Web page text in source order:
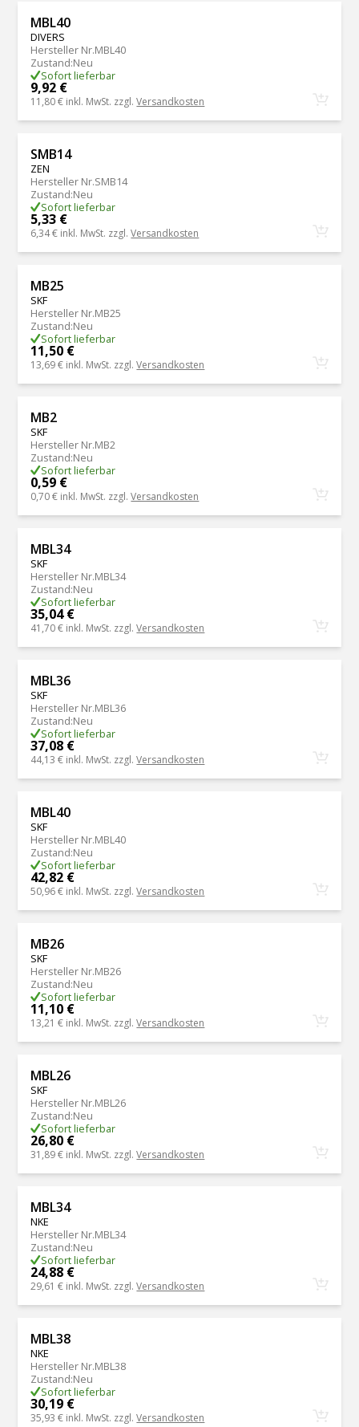
MBL40
DIVERS
Hersteller Nr.MBL40
Zustand:Neu
Sofort lieferbar
9,92 €
11,80 € inkl. MwSt. zzgl.Versandkosten
SMB14
ZEN
Hersteller Nr.SMB14
Zustand:Neu
Sofort lieferbar
5,33 €
6,34 € inkl. MwSt. zzgl.Versandkosten
MB25
SKF
Hersteller Nr.MB25
Zustand:Neu
Sofort lieferbar
11,50 €
13,69 € inkl. MwSt. zzgl.Versandkosten
MB2
SKF
Hersteller Nr.MB2
Zustand:Neu
Sofort lieferbar
0,59 €
0,70 € inkl. MwSt. zzgl.Versandkosten
MBL34
SKF
Hersteller Nr.MBL34
Zustand:Neu
Sofort lieferbar
35,04 €
41,70 € inkl. MwSt. zzgl.Versandkosten
MBL36
SKF
Hersteller Nr.MBL36
Zustand:Neu
Sofort lieferbar
37,08 €
44,13 € inkl. MwSt. zzgl.Versandkosten
MBL40
SKF
Hersteller Nr.MBL40
Zustand:Neu
Sofort lieferbar
42,82 €
50,96 € inkl. MwSt. zzgl.Versandkosten
MB26
SKF
Hersteller Nr.MB26
Zustand:Neu
Sofort lieferbar
11,10 €
13,21 € inkl. MwSt. zzgl.Versandkosten
MBL26
SKF
Hersteller Nr.MBL26
Zustand:Neu
Sofort lieferbar
26,80 €
31,89 € inkl. MwSt. zzgl.Versandkosten
MBL34
NKE
Hersteller Nr.MBL34
Zustand:Neu
Sofort lieferbar
24,88 €
29,61 € inkl. MwSt. zzgl.Versandkosten
MBL38
NKE
Hersteller Nr.MBL38
Zustand:Neu
Sofort lieferbar
30,19 €
35,93 € inkl. MwSt. zzgl.Versandkosten